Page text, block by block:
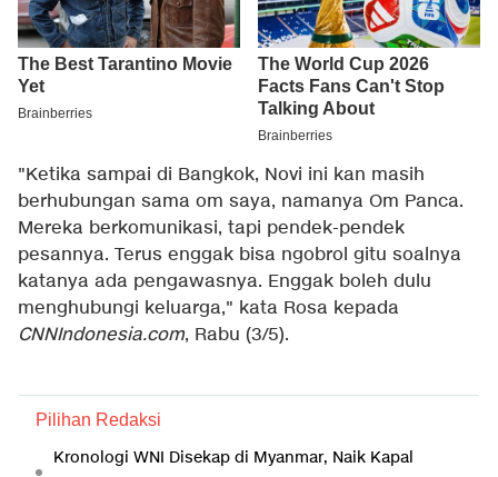
"Ketika sampai di Bangkok, Novi ini kan masih
berhubungan sama om saya, namanya Om Panca.
Mereka berkomunikasi, tapi pendek-pendek
pesannya. Terus enggak bisa ngobrol gitu soalnya
katanya ada pengawasnya. Enggak boleh dulu
menghubungi keluarga," kata Rosa kepada
CNNIndonesia.com, Rabu (3/5).
Pilihan Redaksi
Kronologi WNI Disekap di Myanmar, Naik Kapal